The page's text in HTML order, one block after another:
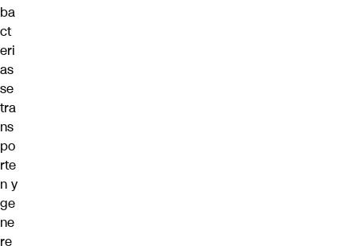
ba
ct
eri
as
se
tra
ns
po
rte
n y
ge
ne
re